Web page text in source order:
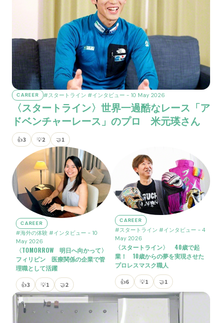
CAREER #スタートライン #インタビュー - 10 May 2026
〈スタートライン〉世界一過酷なレース「ア
ドベンチャーレース」のプロ 米元瑛さん
👍3 💡2 🤝1
CAREER
#海外の体験 #インタビュー - 10
May 2026
〈TOMORROW 明日へ向かって〉
フィリピン 医療関係の企業で管
理職として活躍
👍3 💡1 🤝2
CAREER
#スタートライン #インタビュー - 4
May 2026
〈スタートライン〉 40歳で起
業！ 10歳からの夢を実現させた
プロレスマスク職人
👍6 💡1 🤝1